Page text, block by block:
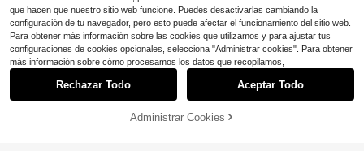
COMPRA AHORA AÑADIR A LA BOLSA
que hacen que nuestro sitio web funcione. Puedes desactivarlas cambiando la
configuración de tu navegador, pero esto puede afectar el funcionamiento del sitio web.
Para obtener más información sobre las cookies que utilizamos y para ajustar tus
configuraciones de cookies opcionales, selecciona "Administrar cookies". Para obtener
más información sobre cómo procesamos los datos que recopilamos,
Rechazar Todo Aceptar Todo
Administrar Cookies